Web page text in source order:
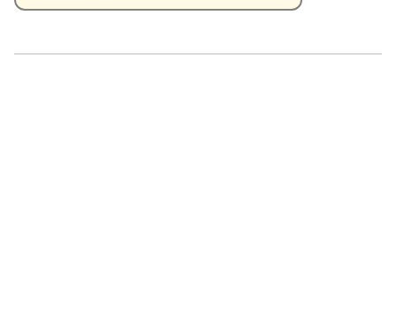
らシュークリームになります(^^)